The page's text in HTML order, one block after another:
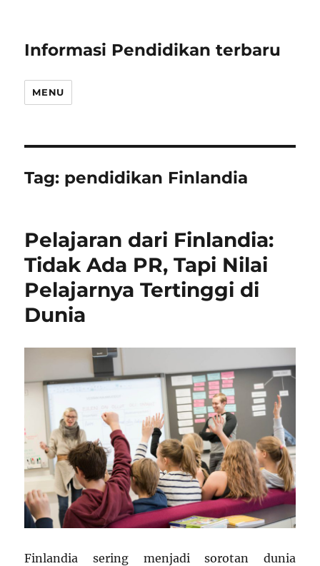
Informasi Pendidikan terbaru
MENU
Tag: pendidikan Finlandia
Pelajaran dari Finlandia:
Tidak Ada PR, Tapi Nilai
Pelajarnya Tertinggi di
Dunia
Finlandia sering menjadi sorotan dunia